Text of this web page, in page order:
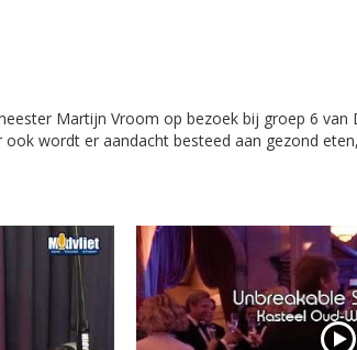
Martijn Vroom op bezoek bij groep 6 van
wordt er aandacht besteed aan gezond